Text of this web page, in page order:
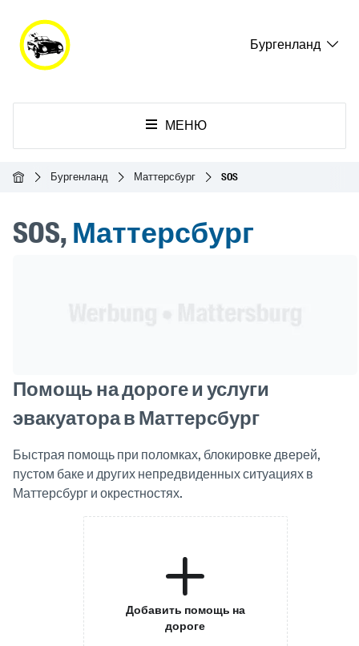
Бургенланд
МЕНЮ
ГлавнаяБургенланд Маттерсбург SOS
SOS,Маттерсбург
Помощь на дороге и услуги
эвакуатора в Маттерсбург
Быстрая помощь при поломках, блокировке дверей,
пустом баке и других непредвиденных ситуациях в
Маттерсбург и окрестностях.
Добавить помощь на
дороге